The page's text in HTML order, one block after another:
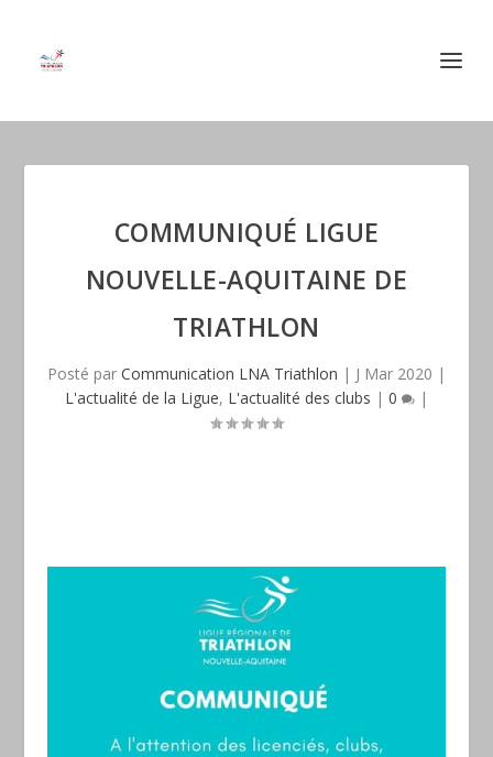
COMMUNIQUÉ LIGUE
NOUVELLE-AQUITAINE DE
TRIATHLON
Posté par Communication LNA Triathlon | J Mar 2020 |
L'actualité de la Ligue, L'actualité des clubs | 0 |